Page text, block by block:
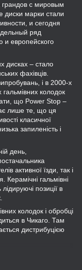
грандов с мировым
марки стали
и сегодня
ряд
и европейского
дисках – стало
фахівців.
і в 2000-х
колодок
що Power Stop –
лише те, що ця
класичної
запиленість і
день,
активної їзди, так і
Керамічні гальмівні
позиції в
колодок і обробці
в Чикаго. Там
дистрибуцією